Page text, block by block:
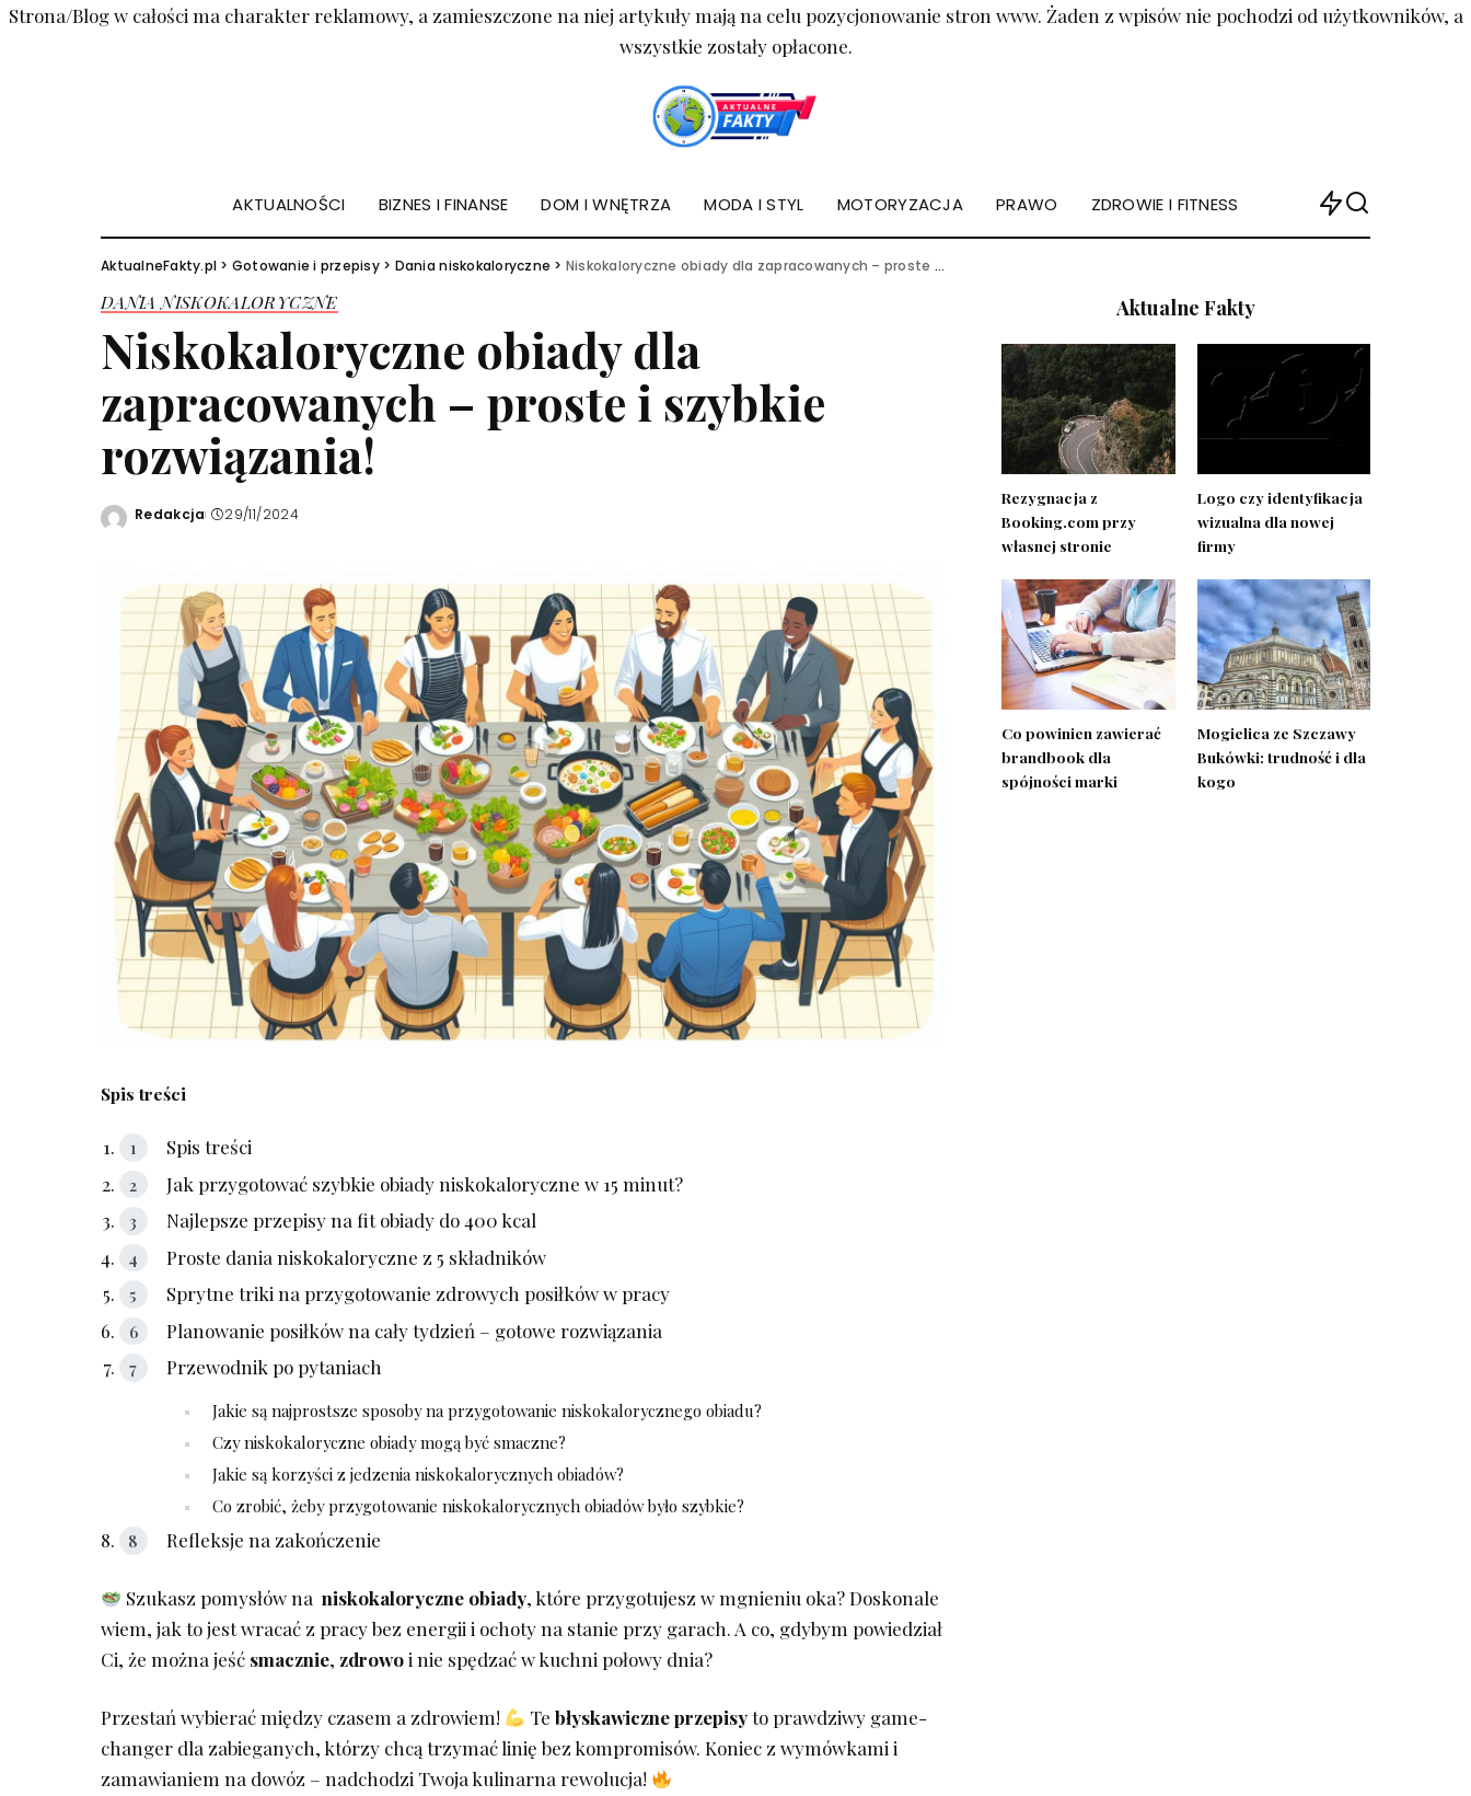
Strona/Blog w całości ma charakter reklamowy, a zamieszczone na niej artykuły mają na celu pozycjonowanie stron www. Żaden z wpisów nie pochodzi od użytkowników, a
wszystkie zostały opłacone.
AKTUALNOŚCI BIZNES I FINANSE DOM I WNĘTRZA MODA I STYL MOTORYZACJA PRAWO ZDROWIE I FITNESS
AktualneFakty.pl > Gotowanie i przepisy> Dania niskokaloryczne > Niskokaloryczne obiady dla zapracowanych – proste i szybkie rozwiązania!
DANIA NISKOKALORYCZNE
Niskokaloryczne obiady dla
zapracowanych – proste i szybkie
rozwiązania!
Wysłany
Redakcja 29/11/2024
Spis treści
Spis treści
Jak przygotować szybkie obiady niskokaloryczne w 15 minut?
Najlepsze przepisy⁤ na fit obiady do 400 kcal
Proste dania ​niskokaloryczne z 5 składników
Sprytne triki na​ przygotowanie zdrowych⁢ posiłków w pracy
Planowanie posiłków na cały‍ tydzień – ⁣gotowe ​rozwiązania
Przewodnik po pytaniach
Jakie są najprostsze⁣ sposoby na ‌przygotowanie ⁢niskokalorycznego obiadu?
Czy niskokaloryczne ​obiady ⁤mogą być ​smaczne?
Jakie są korzyści z jedzenia niskokalorycznych‍ obiadów?
Co zrobić, żeby przygotowanie niskokalorycznych obiadów było ‍szybkie?
Refleksje na zakończenie
Szukasz pomysłów na ‌niskokaloryczne obiady, które przygotujesz w mgnieniu oka? Doskonale
wiem, jak to jest wracać z pracy bez energii i ochoty na stanie przy garach. A co, gdybym powiedział
Ci, że można jeść smacznie, zdrowoi nie‌ spędzać w kuchni połowy dnia? ⁢
Przestań wybierać między czasem a zdrowiem! ⁣ Tebłyskawiczne przepisy​to prawdziwy⁤ game-
changer dla zabieganych, którzy chcą trzymać linię bez⁤ kompromisów. Koniec z wymówkami i
zamawianiem⁣ na dowóz – nadchodzi Twoja kulinarna rewolucja!
Aktualne Fakty
Rezygnacja z
Booking.com przy
własnej stronie
Logo czy identyfikacja
wizualna dla nowej
firmy
Co powinien zawierać
brandbook dla
spójności marki
Mogielica ze Szczawy
Bukówki: trudność i dla
kogo